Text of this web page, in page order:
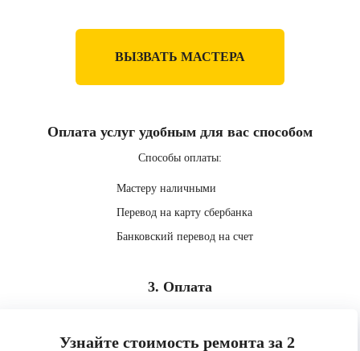
ВЫЗВАТЬ МАСТЕРА
3. Оплата
Узнайте стоимость ремонта за 2
Оплата услуг удобным для вас способом
Способы оплаты:
Мастеру наличными
Перевод на карту сбербанка
Банковский перевод на счет